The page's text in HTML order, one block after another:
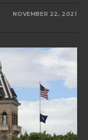
NOVEMBER 22, 2021